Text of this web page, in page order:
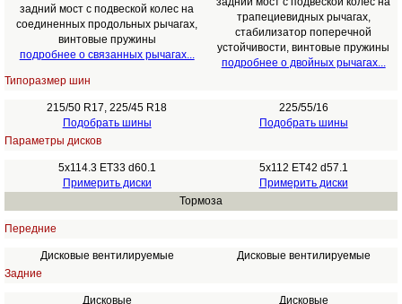
задний мост с подвеской колес на
соединенных продольных рычагах,
винтовые пружины
подробнее о связанных рычагах...
трапециевидных рычагах,
стабилизатор поперечной
устойчивости, винтовые пружины
подробнее о двойных рычагах...
Типоразмер шин
215/50 R17, 225/45 R18
Подобрать шины
225/55/16
Подобрать шины
Параметры дисков
5x114.3 ET33 d60.1
Примерить диски
5x112 ET42 d57.1
Примерить диски
Тормоза
Передние
Дисковые вентилируемые
Дисковые вентилируемые
Задние
Дисковые Дисковые